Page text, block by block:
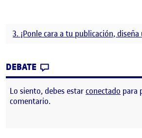
3. ¡Ponle cara a tu publicación,
DEBATE
Lo siento, debes estarconectado para
comentario.